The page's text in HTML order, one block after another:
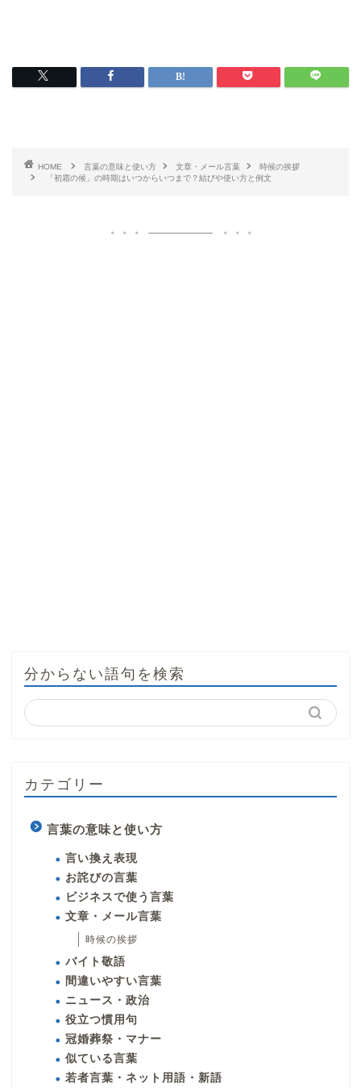
HOME 言葉の意味と使い方 文章・メール言葉
時候の挨拶
「初霜の候」の時期はいつからいつまで？結びや使い方と例文
分からない語句を検索
カテゴリー
言葉の意味と使い方
言い換え表現
お詫びの言葉
ビジネスで使う言葉
文章・メール言葉
時候の挨拶
バイト敬語
間違いやすい言葉
ニュース・政治
役立つ慣用句
冠婚葬祭・マナー
似ている言葉
若者言葉・ネット用語・新語